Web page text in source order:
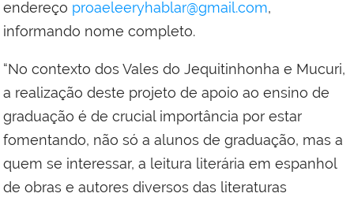
endereço proaeleeryhablar@gmail.com,
informando nome completo.
“No contexto dos Vales do Jequitinhonha e Mucuri,
a realização deste projeto de apoio ao ensino de
graduação é de crucial importância por estar
fomentando, não só a alunos de graduação, mas a
quem se interessar, a leitura literária em espanhol
de obras e autores diversos das literaturas